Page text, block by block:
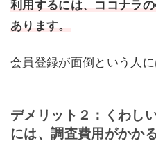
利用するには、ココナラ
あります。
会員登録が面倒という人
デメリット２：くわし
には、調査費用がかか